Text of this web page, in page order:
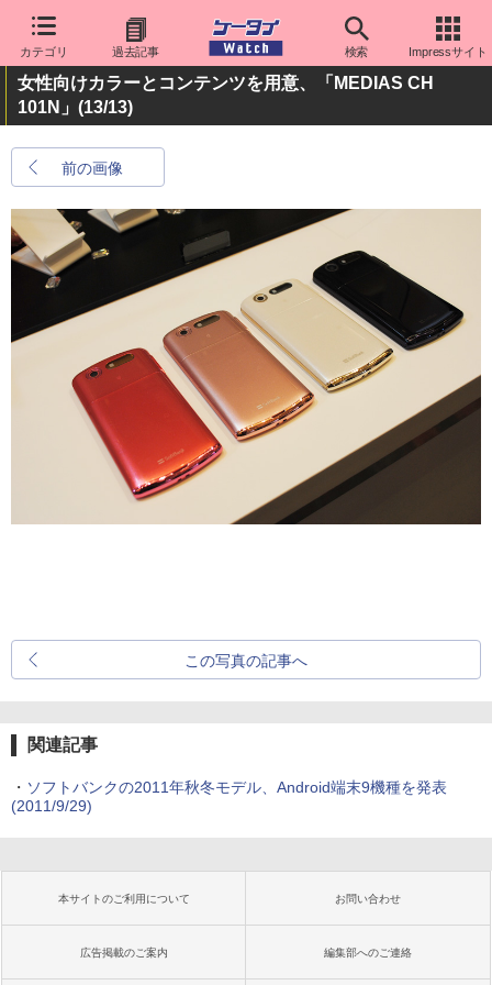
カテゴリ 過去記事 検索 Impressサイト
女性向けカラーとコンテンツを用意、「MEDIAS CH
101N」 (13/13)
前の画像
この写真の記事へ
関連記事
・ ソフトバンクの2011年秋冬モデル、Android端末9機種を発表
(2011/9/29)
本サイトのご利用について お問い合わせ
広告掲載のご案内 編集部へのご連絡